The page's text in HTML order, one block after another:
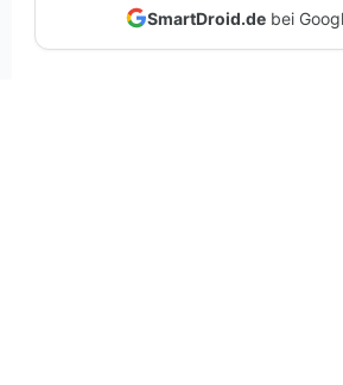
SmartDroid.debei